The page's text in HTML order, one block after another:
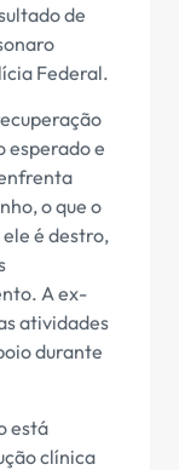
de
Federal.
esperado e
o que o
é destro,
A ex-
atividades
durante
está
clínica